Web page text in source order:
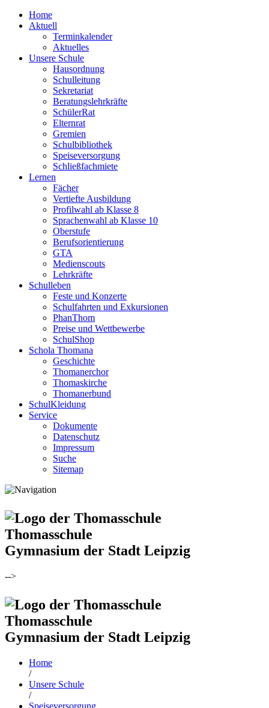
Home
Aktuell
Terminkalender
Aktuelles
Unsere Schule
Hausordnung
Schulleitung
Sekretariat
Beratungslehrkräfte
SchülerRat
Elternrat
Gremien
Schulbibliothek
Speiseversorgung
Schließfachmiete
Lernen
Fächer
Vertiefte Ausbildung
Profilwahl ab Klasse 8
Sprachenwahl ab Klasse 10
Oberstufe
Berufsorientierung
GTA
Medienscouts
Lehrkräfte
Schulleben
Feste und Konzerte
Schulfahrten und Exkursionen
PhanThom
Preise und Wettbewerbe
SchulShop
Schola Thomana
Geschichte
Thomanerchor
Thomaskirche
Thomanerbund
SchulKleidung
Service
Dokumente
Datenschutz
Impressum
Suche
Sitemap
Thomasschule
Gymnasium der Stadt Leipzig
-->
Thomasschule
Gymnasium der Stadt Leipzig
Home
/
Unsere Schule
/
Speiseversorgung